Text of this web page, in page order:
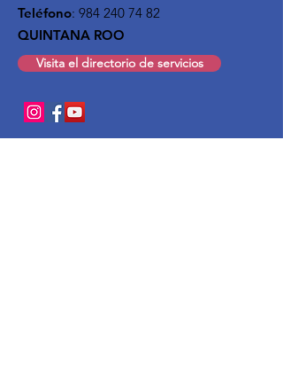
Teléfono: 984 240 74 82
QUINTANA ROO
Visita el directorio de servicios